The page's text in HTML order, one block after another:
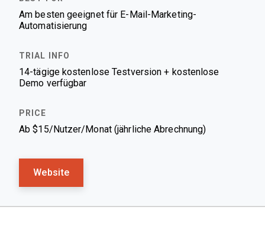
Am besten geeignet für E-Mail-Marketing-
Automatisierung
14-tägige kostenlose Testversion + kostenlose
Demo verfügbar
Ab $15/Nutzer/Monat (jährliche Abrechnung)
Website